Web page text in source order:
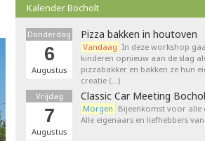
Kalender Bocholt
Donderdag
6
Augustus
Pizza bakken in houtoven
Vandaag In deze workshop
kinderen opnieuw aan de slag
pizzabakker en bakken ze hun
creatie (…)
Vrijdag
7
Augustus
Classic Car Meeting
Morgen Bijeenkomst voor
Alle eigenaars en liefhebbers